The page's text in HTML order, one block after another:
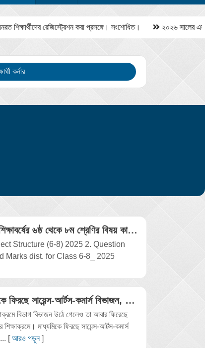
রেজিস্ট্রেশন করা প্রসঙ্গে। সংশোধিত।
২০২৬ সালের
কর্নার
২০২৫ শিক্ষাবর্ষের ৬ষ্ঠ থেকে ৮ম শ্রেণির বিষয় কাঠামো, মূল্যায়ন নির্দেশনা, নম্বর বিভাজন
Structure (6-8) 2025 2. Question
Marks dist. for Class 6-8_ 2025
মাধ্যমিকে ফিরছে সায়েন্স-আর্টস-কমার্স বিভাজন, পরিপত্র জারি
বিভাগ বিভাজন উঠে গেলেও তা আবার ফিরেছে
শিক্ষাক্রমে। মাধ্যমিকে ফিরছে সায়েন্স-আর্টস-কমার্স
[আরও পড়ুন]